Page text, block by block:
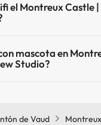
el Montreux Castle
mascota en
Studio?
de Vaud
Montreux